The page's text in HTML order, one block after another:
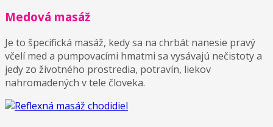
Medová masáž
Je to špecifická masáž, kedy sa na chrbát nanesie pravý
včelí med a pumpovacími hmatmi sa vysávajú nečistoty a
jedy zo životného prostredia, potravín, liekov
nahromadených v tele človeka.